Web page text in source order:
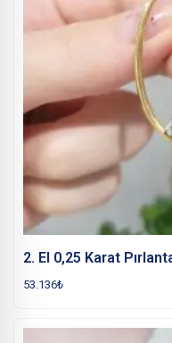
2. El 0,25 Karat
53.136₺